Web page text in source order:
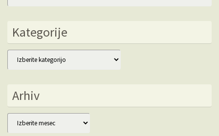
Kategorije
Kategorije
Arhiv
Arhiv